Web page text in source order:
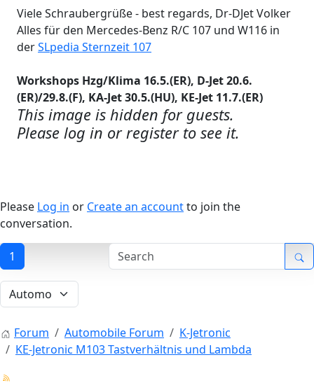
Viele Schraubergrüße - best regards, Dr-DJet Volker
Alles für den Mercedes-Benz R/C 107 und W116 in
derSLpedia Sternzeit 107
Workshops Hzg/Klima 16.5.(ER), D-Jet 20.6.
(ER)/29.8.(F), KA-Jet 30.5.(HU), KE-Jet 11.7.(ER)
This image is hidden for guests.
Please log in or register to see it.
Please Log in or Create an accountto join the
conversation.
1
Forum Automobile Forum
K-Jetronic
KE-Jetronic M103 Tastverhältnis und Lambda